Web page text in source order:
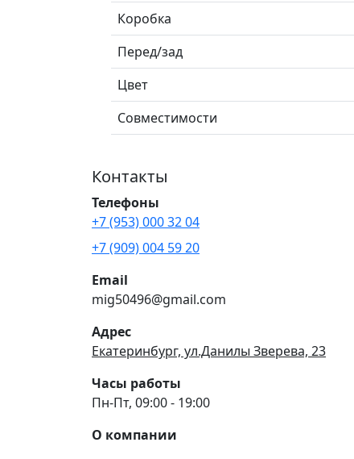
Коробка
Перед/зад
Цвет
Совместимости
Контакты
Телефоны
+7 (953) 000 32 04
+7 (909) 004 59 20
Email
mig50496@gmail.com
Адрес
Екатеринбург, ул.Данилы Зверева, 23
Часы работы
Пн-Пт, 09:00 - 19:00
О компании